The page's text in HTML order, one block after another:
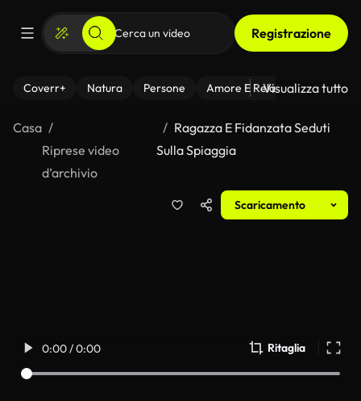
Registrazione
Coverr+ Natura Persone Amore E Relazioni Il
Visualizza tutto
Casa
Riprese video
d’archivio
Ragazza E Fidanzata Seduti
Sulla Spiaggia
Scaricamento
0:00 / 0:00 Ritaglia